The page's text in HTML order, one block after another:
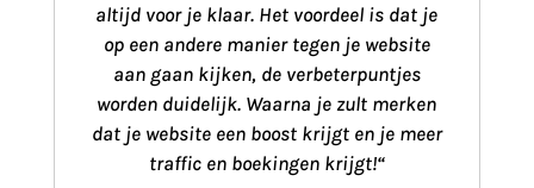
altijd voor je klaar. Het voordeel is dat je
op een andere manier tegen je website
aan gaan kijken, de verbeterpuntjes
worden duidelijk. Waarna je zult merken
dat je website een boost krijgt en je meer
traffic en boekingen krijgt!“